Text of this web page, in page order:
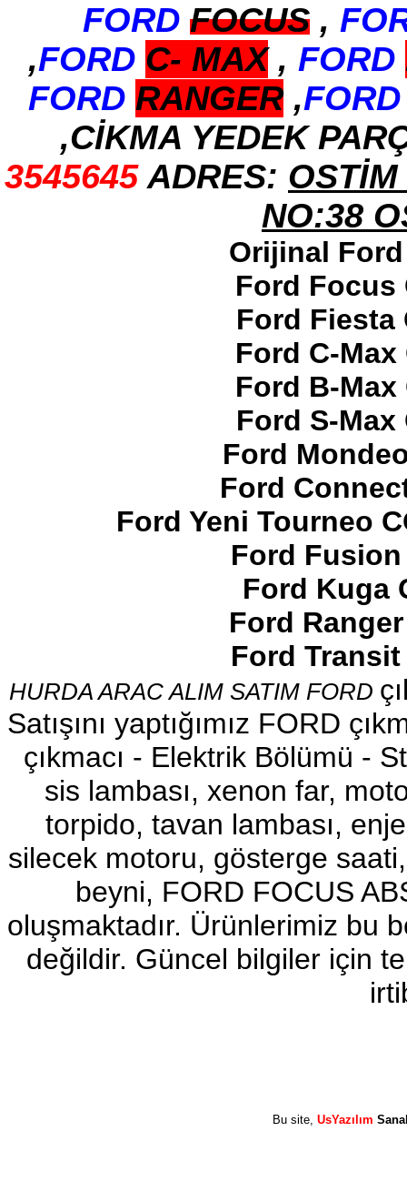
2017-2018 ford ranger arka
tampon
Ürün Kodu : 2017-2018 ford ranger
dirksiyon simidi
2017-2018 ford ranger
dirksiyon simidi
SOL ÖN KAPI DÖŞEMSİ
Ürün Kodu : 2017-2018 ford ranger şavft
Ürün Kodu : 2017-2018 ford ranger sol
ayna
2017-2018 ford ranger sol
ayna
Ürün Kodu : 2017-2018 ford ranger abs
beyni
2017-2018 ford ranger abs
FORD FOCUS,
,FORD C- MAX, FORD
FORD RANGER,FORD
,CİKMA YEDEK
3545645 ADRES:
NO:38
Orijinal Ford
Ford Focus
Ford Fiesta
Ford C-Max
Ford B-Max
Ford S-Max
Ford
Ford
Ford Yeni Tourneo
Ford Fusion
Ford Kuga
Ford
Ford Transit
HURDA ARAC ALIM SATIM FORD
Satışını yaptığımız FORD
çıkmacı - Elektrik Bölümü -
sis lambası, xenon far,
torpido, tavan lambası,
silecek motoru, gösterge
beyni, FORD FOCUS
oluşmaktadır. Ürünlerimiz bu
değildir. Güncel bilgiler için
Bu site, UsYazılım